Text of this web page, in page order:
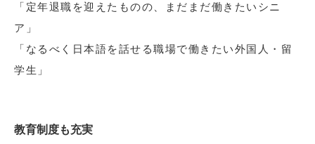
「定年退職を迎えたものの、まだまだ働きたいシニ
ア」
「なるべく日本語を話せる職場で働きたい外国人・留
学生」
教育制度も充実